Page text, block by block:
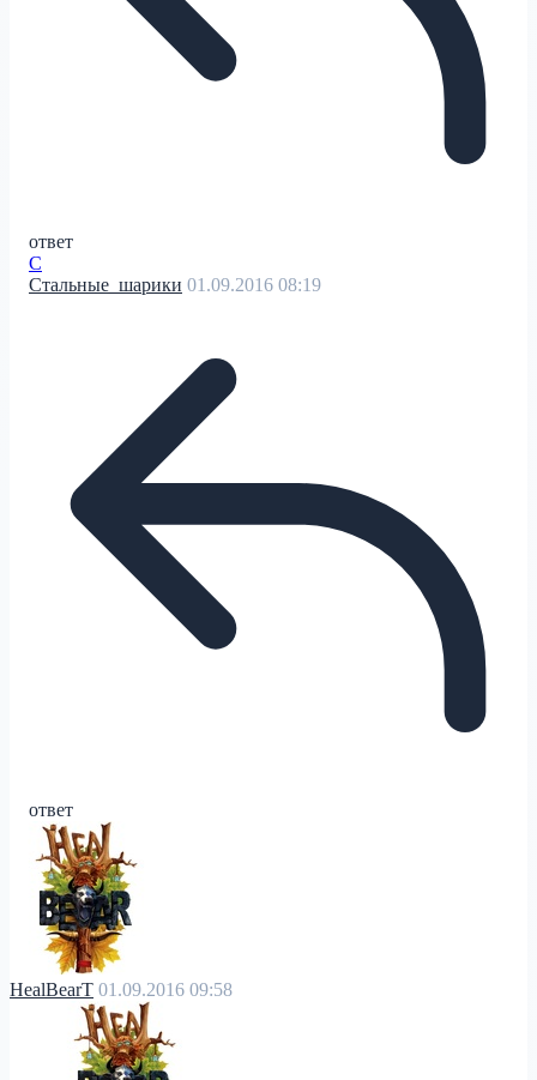
ответ
С
Стальные_шарики 01.09.2016 08:19
ответ
HealBearT 01.09.2016 09:58